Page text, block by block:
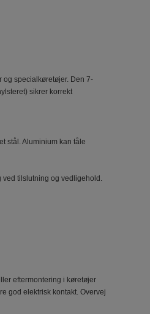
og specialkøretøjer. Den 7-
sikrer korrekt
stål. Aluminium kan tåle
ved tilslutning og vedligehold.
eftermontering i køretøjer
god elektrisk kontakt. Overvej